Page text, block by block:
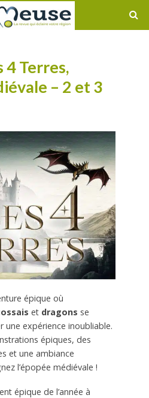
4 Terres,
– 2 et 3
épique où
et dragons se
une expérience inoubliable.
épiques, des
et une ambiance
l’épopée médiévale !
épique de l’année à